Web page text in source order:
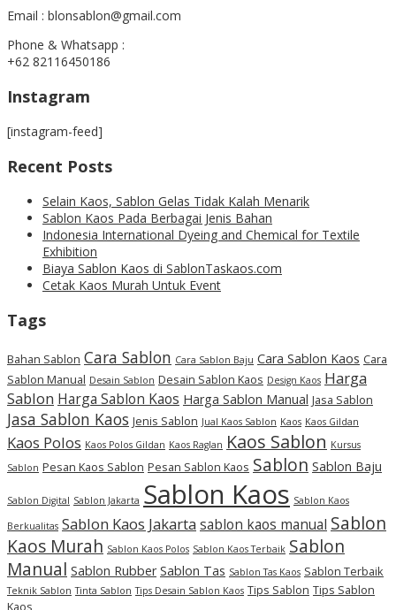
Email : blonsablon@gmail.com
Phone & Whatsapp :
+62 82116450186
Instagram
[instagram-feed]
Recent Posts
Selain Kaos, Sablon Gelas Tidak Kalah Menarik
Sablon Kaos Pada Berbagai Jenis Bahan
Indonesia International Dyeing and Chemical for Textile
Exhibition
Biaya Sablon Kaos di SablonTaskaos.com
Cetak Kaos Murah Untuk Event
Tags
Bahan Sablon Cara Sablon Cara Sablon Baju Cara Sablon Kaos Cara
Sablon Manual Desain Sablon Desain Sablon Kaos Design Kaos Harga
Sablon Harga Sablon Kaos Harga Sablon Manual Jasa Sablon
Jasa Sablon Kaos Jenis Sablon Jual Kaos Sablon Kaos Kaos Gildan
Kaos Polos Kaos Polos Gildan Kaos Raglan Kaos Sablon Kursus
Sablon Pesan Kaos Sablon Pesan Sablon Kaos Sablon Sablon Baju
Sablon Digital Sablon Jakarta Sablon Kaos Sablon Kaos
Berkualitas Sablon Kaos Jakarta sablon kaos manual Sablon
Kaos Murah Sablon Kaos Polos Sablon Kaos Terbaik Sablon
Manual Sablon Rubber Sablon Tas Sablon Tas Kaos Sablon Terbaik
Teknik Sablon Tinta Sablon Tips Desain Sablon Kaos Tips Sablon Tips Sablon
Kaos